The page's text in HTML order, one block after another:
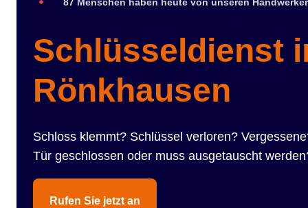
Schlüsseldienst
Rönkhausen
Schloss klemmt? Schlüssel verloren?
Tür geschlossen oder muss ausgetauscht
Rufen Sie jetzt an